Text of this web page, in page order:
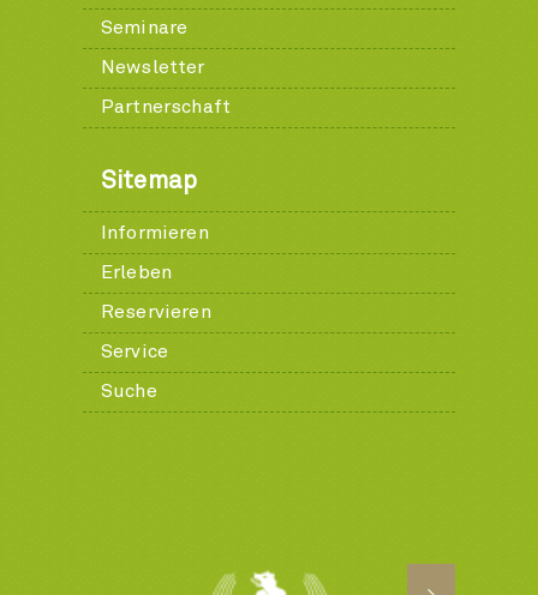
Seminare
Newsletter
Partnerschaft
Sitemap
Informieren
Erleben
Reservieren
Service
Suche